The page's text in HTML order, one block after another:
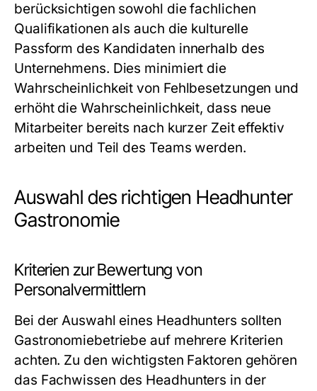
berücksichtigen sowohl die fachlichen
Qualifikationen als auch die kulturelle
Passform des Kandidaten innerhalb des
Unternehmens. Dies minimiert die
Wahrscheinlichkeit von Fehlbesetzungen und
erhöht die Wahrscheinlichkeit, dass neue
Mitarbeiter bereits nach kurzer Zeit effektiv
arbeiten und Teil des Teams werden.
Auswahl des richtigen Headhunter
Gastronomie
Kriterien zur Bewertung von
Personalvermittlern
Bei der Auswahl eines Headhunters sollten
Gastronomiebetriebe auf mehrere Kriterien
achten. Zu den wichtigsten Faktoren gehören
das Fachwissen des Headhunters in der